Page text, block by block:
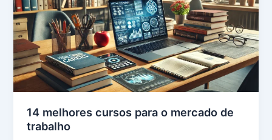
14 melhores cursos para o mercado de
trabalho